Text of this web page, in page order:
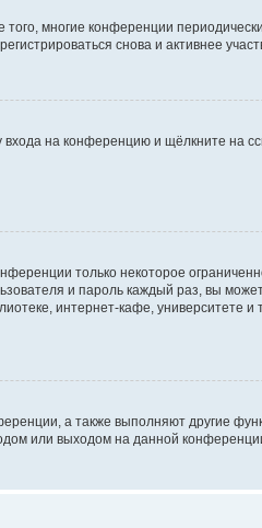
многие конференции
снова и активнее
входа на конференцию и щёлкните на
только некоторое
и пароль каждый раз, вы
интернет-кафе, университете и
а также выполняют другие
или выходом на данной